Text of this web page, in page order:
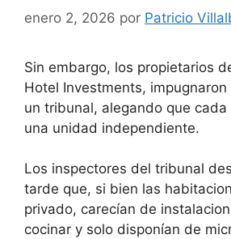
enero 2, 2026 por Patricio
Sin embargo, los propietarios
Hotel Investments,
un tribunal, alegando que
una unidad independiente.
Los inspectores del tribunal
tarde que, si bien las
privado, carecían de
cocinar y solo disponían de